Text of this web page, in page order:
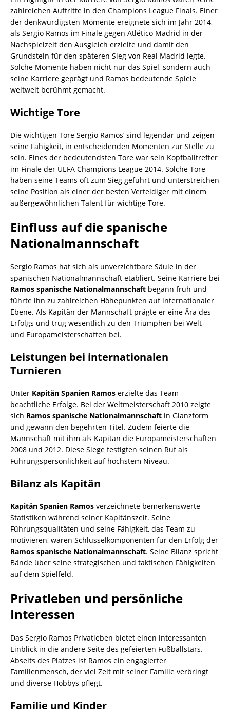
zahlreichen Auftritte in den Champions League Finals. Einer
der denkwürdigsten Momente ereignete sich im Jahr 2014,
als Sergio Ramos im Finale gegen Atlético Madrid in der
Nachspielzeit den Ausgleich erzielte und damit den
Grundstein für den späteren Sieg von Real Madrid legte.
Solche Momente haben nicht nur das Spiel, sondern auch
seine Karriere geprägt und Ramos bedeutende Spiele
weltweit berühmt gemacht.
Wichtige Tore
Die wichtigen Tore Sergio Ramos‘ sind legendär und zeigen
seine Fähigkeit, in entscheidenden Momenten zur Stelle zu
sein. Eines der bedeutendsten Tore war sein Kopfballtreffer
im Finale der UEFA Champions League 2014. Solche Tore
haben seine Teams oft zum Sieg geführt und unterstreichen
seine Position als einer der besten Verteidiger mit einem
außergewöhnlichen Talent für wichtige Tore.
Einfluss auf die spanische
Nationalmannschaft
Sergio Ramos hat sich als unverzichtbare Säule in der
spanischen Nationalmannschaft etabliert. Seine Karriere bei
Ramos spanische Nationalmannschaft begann früh und
führte ihn zu zahlreichen Höhepunkten auf internationaler
Ebene. Als Kapitän der Mannschaft prägte er eine Ära des
Erfolgs und trug wesentlich zu den Triumphen bei Welt-
und Europameisterschaften bei.
Leistungen bei internationalen
Turnieren
Unter Kapitän Spanien Ramos erzielte das Team
beachtliche Erfolge. Bei der Weltmeisterschaft 2010 zeigte
sich Ramos spanische Nationalmannschaft in Glanzform
und gewann den begehrten Titel. Zudem feierte die
Mannschaft mit ihm als Kapitän die Europameisterschaften
2008 und 2012. Diese Siege festigten seinen Ruf als
Führungspersönlichkeit auf höchstem Niveau.
Bilanz als Kapitän
Kapitän Spanien Ramos verzeichnete bemerkenswerte
Statistiken während seiner Kapitänszeit. Seine
Führungsqualitäten und seine Fähigkeit, das Team zu
motivieren, waren Schlüsselkomponenten für den Erfolg der
Ramos spanische Nationalmannschaft. Seine Bilanz spricht
Bände über seine strategischen und taktischen Fähigkeiten
auf dem Spielfeld.
Privatleben und persönliche
Interessen
Das Sergio Ramos Privatleben bietet einen interessanten
Einblick in die andere Seite des gefeierten Fußballstars.
Abseits des Platzes ist Ramos ein engagierter
Familienmensch, der viel Zeit mit seiner Familie verbringt
und diverse Hobbys pflegt.
Familie und Kinder